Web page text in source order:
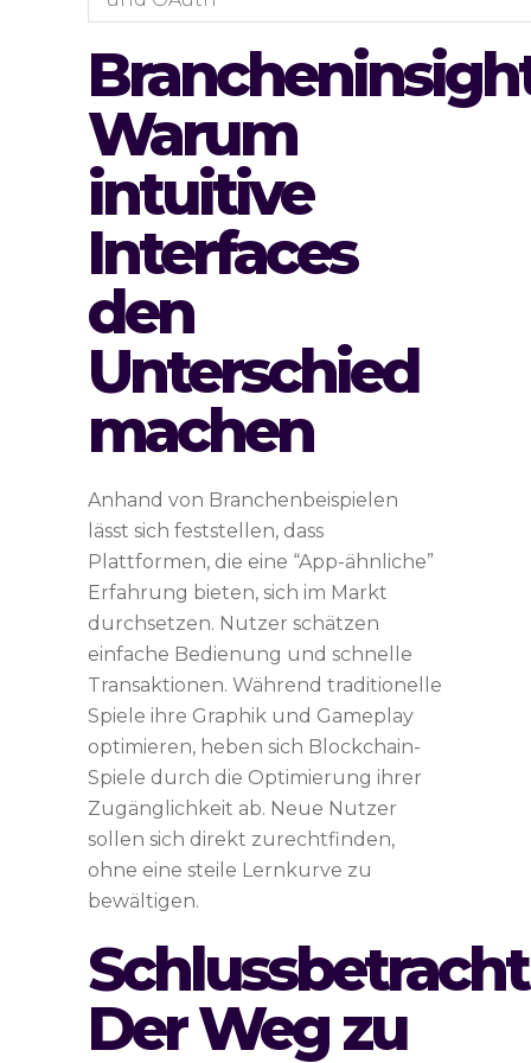
Warum
intuitive
Interfaces
den
Unterschied
machen
Anhand von Branchenbeispielen
lässt sich feststellen, dass
Plattformen, die eine “App-ähnliche”
Erfahrung bieten, sich im Markt
durchsetzen. Nutzer schätzen
einfache Bedienung und schnelle
Transaktionen. Während traditionelle
Spiele ihre Graphik und Gameplay
optimieren, heben sich Blockchain-
Spiele durch die Optimierung ihrer
Zugänglichkeit ab. Neue Nutzer
sollen sich direkt zurechtfinden,
ohne eine steile Lernkurve zu
bewältigen.
Der Weg zu